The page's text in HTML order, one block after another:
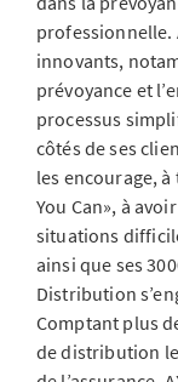
professionnelle.
innovants,
prévoyance et
processus
côtés de ses
les encourage,
You Can», à
situations
ainsi que ses
Distribution
Comptant plus
de distribution